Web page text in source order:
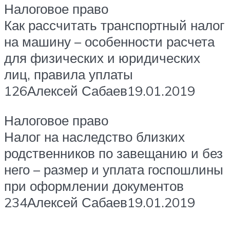
Налоговое право
Как рассчитать транспортный налог
на машину – особенности расчета
для физических и юридических
лиц, правила уплаты
126Алексей Сабаев19.01.2019
Налоговое право
Налог на наследство близких
родственников по завещанию и без
него – размер и уплата госпошлины
при оформлении документов
234Алексей Сабаев19.01.2019